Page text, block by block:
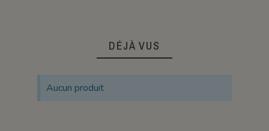
DÉJÀ VUS
Aucun produit